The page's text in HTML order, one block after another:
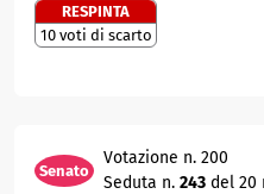
RESPINTA
10 voti di scarto
Senato
Votazione n. 200
Seduta n. 243 del 20